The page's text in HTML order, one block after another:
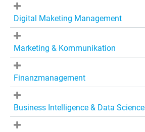
Digital Maketing Management
Marketing & Kommunikation
Finanzmanagement
Business Intelligence & Data Science